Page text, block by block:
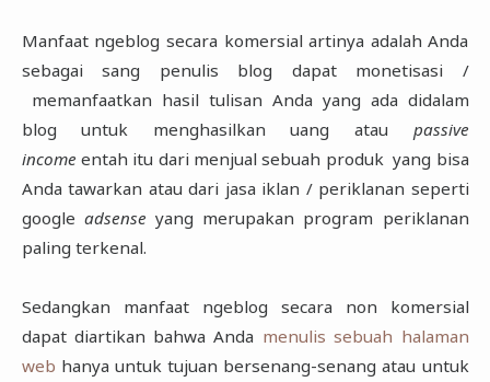
Manfaat ngeblog secara komersial artinya adalah Anda
sebagai sang penulis blog dapat monetisasi /
memanfaatkan hasil tulisan Anda yang ada didalam
blog untuk menghasilkan uang atau passive
income entah itu dari menjual sebuah produk yang bisa
Anda tawarkan atau dari jasa iklan / periklanan seperti
google adsense yang merupakan program periklanan
paling terkenal.
Sedangkan manfaat ngeblog secara non komersial
dapat diartikan bahwa Anda menulis sebuah halaman
web hanya untuk tujuan bersenang-senang atau untuk